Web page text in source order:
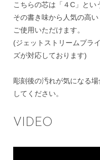
こちらの芯は「４C」とい
その書き味から人気の高
ご使用いただけます。
(ジェットストリームプラ
ズが対応しております)
彫刻後の汚れが気になる
してください。
VIDEO